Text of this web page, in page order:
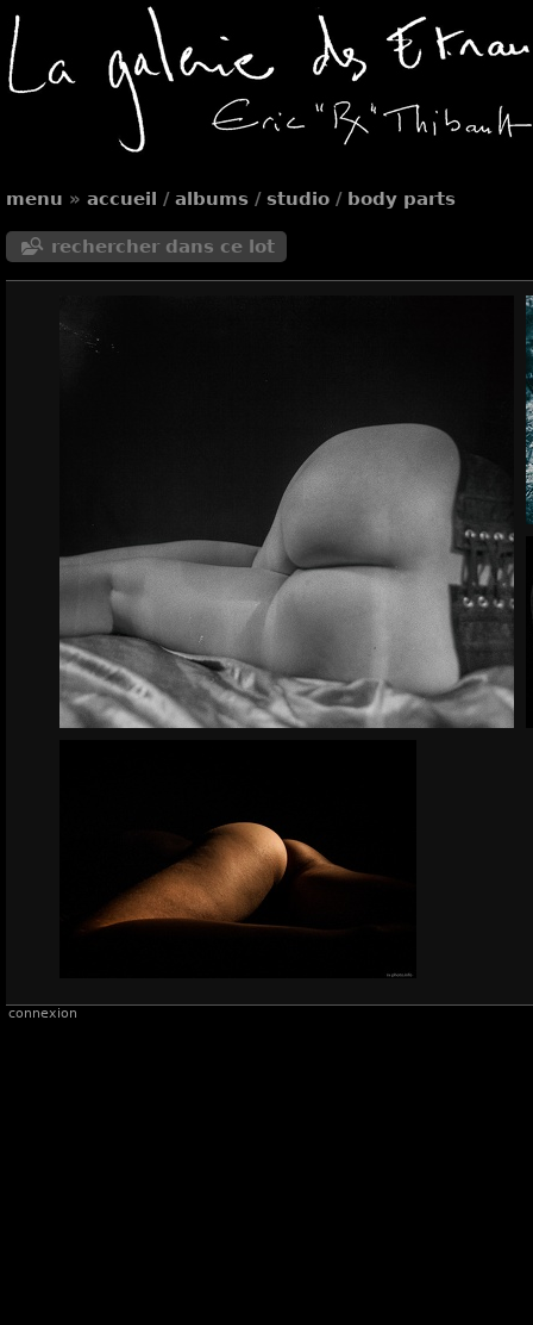
menu » accueil / albums/ studio/ body parts
rechercher dans ce lot
connexion